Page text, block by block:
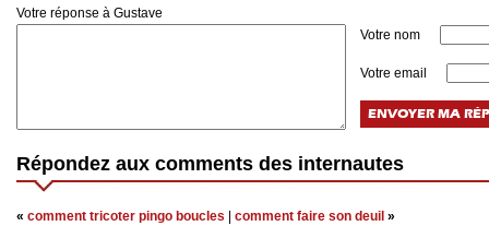
Votre réponse à Gustave
Votre nom
Votre email
Répondez aux comments des internautes
« comment tricoter pingo boucles comment faire son deuil »